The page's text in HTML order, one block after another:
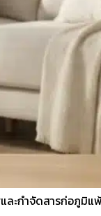
ละกำจัดสารก่อภูมิ